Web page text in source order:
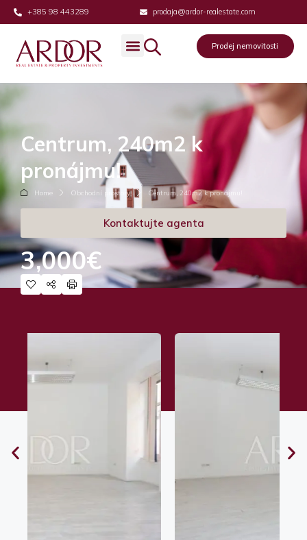
+385 98 443289 prodaja@ardor-realestate.com
Prodej nemovitosti
Centrum, 240m2 k
pronájmu!
Home Obchodní prostory Centrum, 240m2 k pronájmu!
Kontaktujte agenta
3,000€